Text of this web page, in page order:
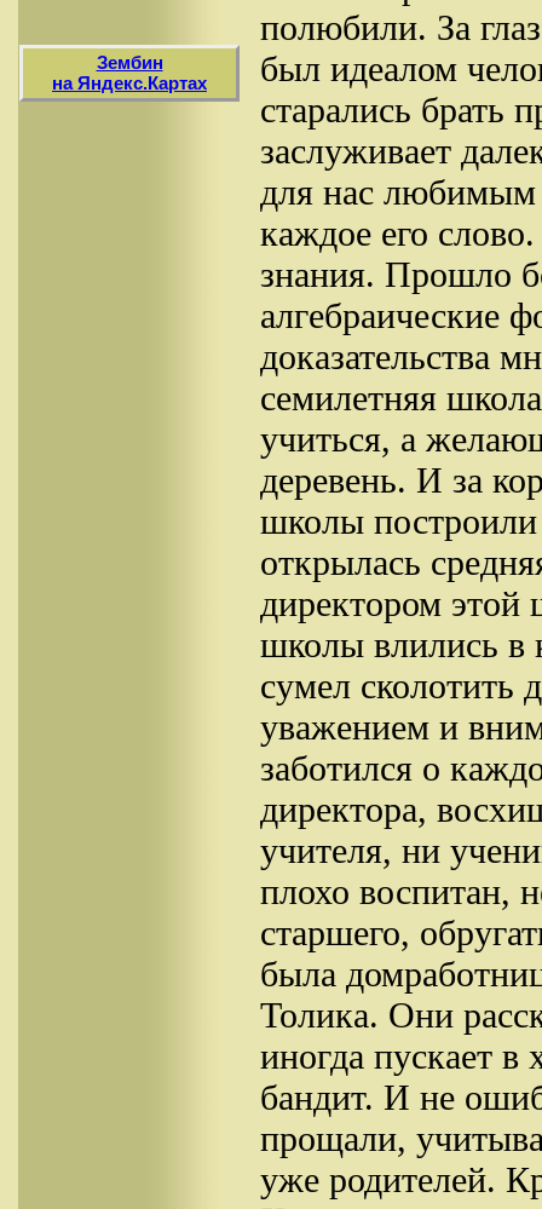
Зембин
на Яндекс.Картах
полюбили. За
был идеалом
старались брать
заслуживает
для нас
каждое его
знания. Прошло
алгебраические
доказательства
семилетняя
учиться, а
деревень. И за
школы построили
открылась
директором
школы влились в
сумел
уважением и
заботился о
директора,
учителя, ни
плохо воспитан,
старшего,
была
Толика. Они
иногда пускает в
бандит. И не
прощали,
уже родителей.